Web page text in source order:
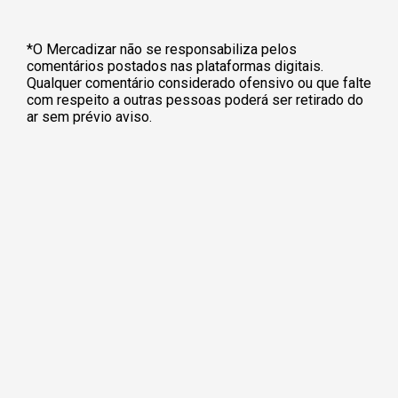
*O Mercadizar não se responsabiliza pelos
comentários postados nas plataformas digitais.
Qualquer comentário considerado ofensivo ou que falte
com respeito a outras pessoas poderá ser retirado do
ar sem prévio aviso.